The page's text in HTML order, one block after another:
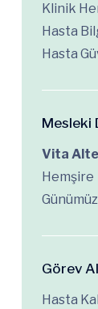
Klinik
Hasta
Hasta
Mesleki
Vita
Hemşire
Günümüz
Görev
Hasta